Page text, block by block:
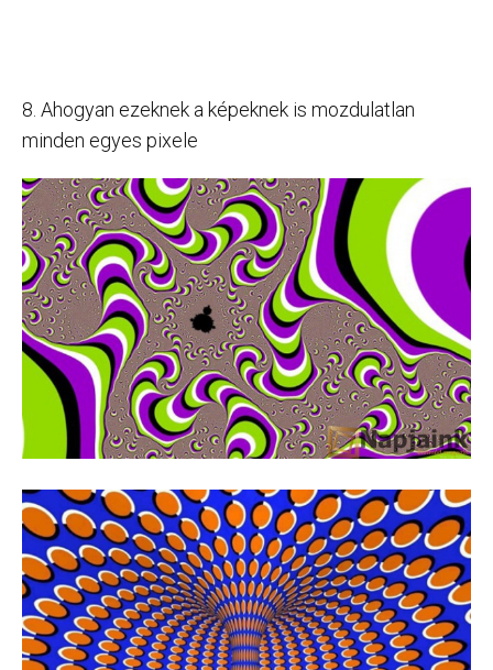
8. Ahogyan ezeknek a képeknek is mozdulatlan
minden egyes pixele